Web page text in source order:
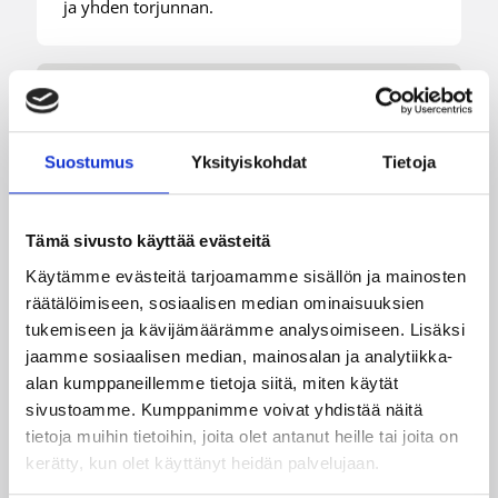
Suostumus Yksityiskohdat Tietoja
Tämä sivusto käyttää evästeitä
Käytämme evästeitä tarjoamamme sisällön ja mainosten
räätälöimiseen, sosiaalisen median ominaisuuksien
tukemiseen ja kävijämäärämme analysoimiseen. Lisäksi
jaamme sosiaalisen median, mainosalan ja analytiikka-
alan kumppaneillemme tietoja siitä, miten käytät
sivustoamme. Kumppanimme voivat yhdistää näitä
tietoja muihin tietoihin, joita olet antanut heille tai joita on
kerätty, kun olet käyttänyt heidän palvelujaan.
ja yhden torjunnan.
Suomalaiset ulkomailla 03.08.2026 09:24
Dallas takaisin voittokantaan